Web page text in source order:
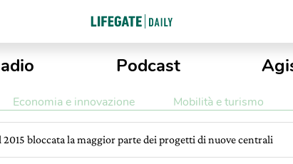
Podcast
Economia e innovazione Mobilità e turismo
2015 bloccata la maggior parte dei progetti di nuove centrali